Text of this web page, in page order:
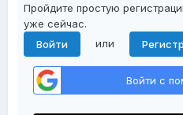
Пройдите простую
уже сейчас.
Войти
или
Войти с